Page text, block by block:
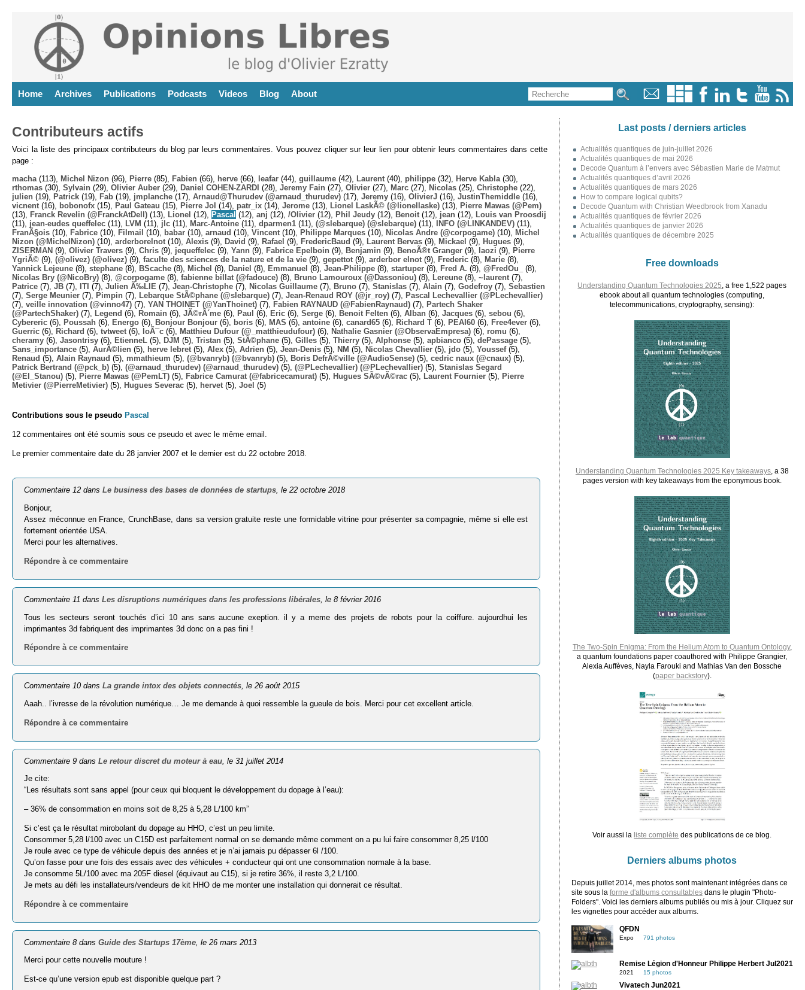
Home Archives Publications Podcasts Videos Blog About
Contributeurs actifs
Voici la liste des principaux contributeurs du blog par leurs commentaires. Vous pouvez cliquer sur leur lien pour obtenir leurs commentaires dans cette
page :
macha (113), Michel Nizon (96), Pierre (85), Fabien (66), herve (66), leafar (44), guillaume (42), Laurent (40), philippe (32), Herve Kabla (30),
rthomas (30), Sylvain (29), Olivier Auber (29), Daniel COHEN-ZARDI (28), Jeremy Fain (27), Olivier (27), Marc (27), Nicolas (25), Christophe (22),
julien (19), Patrick (19), Fab (19), jmplanche (17), Arnaud@Thurudev (@arnaud_thurudev) (17), Jeremy (16), OlivierJ (16), JustinThemiddle (16),
vicnent (16), bobonofx (15), Paul Gateau (15), Pierre Jol (14), patr_ix (14), Jerome (13), Lionel LaskÃ© (@lionellaske) (13),
Pierre Mawas (@Pem)
(13),
Franck Revelin (@FranckAtDell) (13), Lionel (12), Pascal (12), anj (12), /Olivier (12), Phil Jeudy (12), Benoit (12), jean (12),
Louis van Proosdij
(11), jean-eudes queffelec (11), LVM (11), jlc (11), Marc-Antoine (11), dparmen1 (11), (@slebarque) (@slebarque) (11), INFO (@LINKANDEV) (11),
FranÃ§ois (10), Fabrice (10), Filmail (10), babar (10), arnaud (10), Vincent (10), Philippe Marques (10), Nicolas Andre (@corpogame) (10),
Michel
Nizon (@MichelNizon) (10), arderborelnot (10), Alexis (9), David (9), Rafael (9), FredericBaud (9), Laurent Bervas (9), Mickael (9), Hugues (9),
ZISERMAN (9), Olivier Travers (9), Chris (9), jequeffelec (9), Yann (9), Fabrice Epelboin (9), Benjamin (9), BenoÃ®t Granger (9), laozi (9),
Pierre
YgriÃ© (9), (@olivez) (@olivez) (9), faculte des sciences de la nature et de la vie (9), gepettot (9), arderbor elnot (9), Frederic (8), Marie (8),
Yannick Lejeune (8), stephane (8), BScache (8), Michel (8), Daniel (8), Emmanuel (8), Jean-Philippe (8), startuper (8), Fred A. (8), @FredOu_
(8),
Nicolas Bry (@NicoBry) (8), @corpogame (8), fabienne billat (@fadouce) (8), Bruno Lamouroux (@Dassoniou) (8), Lereune (8), ~laurent (7),
Patrice (7), JB (7), ITI (7), Julien Ã‰LIE (7), Jean-Christophe (7), Nicolas Guillaume (7), Bruno (7), Stanislas (7), Alain (7), Godefroy (7), Sebastien
(7), Serge Meunier (7), Pimpin (7), Lebarque StÃ©phane (@slebarque) (7), Jean-Renaud ROY (@jr_roy) (7),
Pascal Lechevallier (@PLechevallier)
(7), veille innovation (@vinno47) (7), YAN THOINET (@YanThoinet) (7), Fabien RAYNAUD (@FabienRaynaud) (7),
Partech Shaker
(@PartechShaker) (7), Legend (6), Romain (6), JÃ©rÃ´me (6), Paul (6), Eric (6), Serge (6), Benoit Felten (6), Alban (6), Jacques (6), sebou (6),
Cybereric (6), Poussah (6), Energo (6), Bonjour Bonjour (6), boris (6), MAS (6), antoine (6), canard65 (6), Richard T (6), PEAI60 (6), Free4ever (6),
Guerric (6), Richard (6), tvtweet (6), loÃ¯c (6), Matthieu Dufour (@_matthieudufour) (6), Nathalie Gasnier (@ObservaEmpresa) (6), romu (6),
cheramy (6), Jasontrisy (6), EtienneL (5), DJM (5), Tristan (5), StÃ©phane (5), Gilles (5), Thierry (5), Alphonse (5), apbianco (5), dePassage (5),
Sans_importance (5), AurÃ©lien (5), herve lebret (5), Alex (5), Adrien (5), Jean-Denis (5), NM (5), Nicolas Chevallier (5), jdo (5), Youssef(5),
Renaud (5), Alain Raynaud (5), mmathieum (5), (@bvanryb) (@bvanryb) (5), Boris DefrÃ©ville (@AudioSense) (5), cedric naux (@cnaux) (5),
Patrick Bertrand (@pck_b) (5), (@arnaud_thurudev) (@arnaud_thurudev) (5), (@PLechevallier) (@PLechevallier) (5), Stanislas Segard
(@El_Stanou) (5), Pierre Mawas (@PemLT) (5), Fabrice Camurat (@fabricecamurat) (5), Hugues SÃ©vÃ©rac (5), Laurent Fournier (5),
Pierre
Metivier (@PierreMetivier) (5), Hugues Severac (5), hervet (5), Joel (5)
Contributions sous le pseudo Pascal
12 commentaires ont été soumis sous ce pseudo et avec le même email.
Le premier commentaire date du 28 janvier 2007 et le dernier est du 22 octobre 2018.
Commentaire 12 dansLe business des bases de données de startups, le 22 octobre 2018
Bonjour,
Assez méconnue en France, CrunchBase, dans sa version gratuite reste une formidable vitrine pour présenter sa compagnie, même si elle est
fortement orientée USA.
Merci pour les alternatives.
Répondre à ce commentaire
Commentaire 11 dansLes disruptions numériques dans les professions libérales , le 8 février 2016
Tous les secteurs seront touchés d’ici 10 ans sans aucune exeption. il y a meme des projets de robots pour la coiffure. aujourdhui les
imprimantes 3d fabriquent des imprimantes 3d donc on a pas fini !
Répondre à ce commentaire
Commentaire 10 dansLa grande intox des objets connectés, le 26 août 2015
Aaah.. l’ivresse de la révolution numérique… Je me demande à quoi ressemble la gueule de bois. Merci pour cet excellent article.
Répondre à ce commentaire
Commentaire 9 dansLe retour discret du moteur à eau , le 31 juillet 2014
Je cite:
“Les résultats sont sans appel (pour ceux qui bloquent le développement du dopage à l’eau):
– 36% de consommation en moins soit de 8,25 à 5,28 L/100 km”
Si c’est ça le résultat mirobolant du dopage au HHO, c’est un peu limite.
Consommer 5,28 l/100 avec un C15D est parfaitement normal on se demande même comment on a pu lui faire consommer 8,25 l/100
Je roule avec ce type de véhicule depuis des années et je n’ai jamais pu dépasser 6l /100.
Qu’on fasse pour une fois des essais avec des véhicules + conducteur qui ont une consommation normale à la base.
Je consomme 5L/100 avec ma 205F diesel (équivaut au C15), si je retire 36%, il reste 3,2 L/100.
Je mets au défi les installateurs/vendeurs de kit HHO de me monter une installation qui donnerait ce résultat.
Répondre à ce commentaire
Commentaire 8 dansGuide des Startups 17ème , le 26 mars 2013
Merci pour cette nouvelle mouture !
Est-ce qu’une version epub est disponible quelque part ?
Last posts / derniers articles
Actualités quantiques de juin-juillet 2026
Actualités quantiques de mai 2026
Decode Quantum à l’envers avec Sébastien Marie de Matmut
Actualités quantiques d’avril 2026
Actualités quantiques de mars 2026
How to compare logical qubits?
Decode Quantum with Christian Weedbrook from Xanadu
Actualités quantiques de février 2026
Actualités quantiques de janvier 2026
Actualités quantiques de décembre 2025
Free downloads
Understanding Quantum Technologies 2025 , a free 1,522 pages
ebook about all quantum technologies (computing,
telecommunications, cryptography, sensing):
Understanding Quantum Technologies 2025 Key takeaways, a 38
pages version with key takeaways from the eponymous book.
The Two-Spin Enigma: From the Helium Atom to Quantum Ontology,
a quantum foundations paper coauthored with Philippe Grangier,
Alexia Auffèves, Nayla Farouki and Mathias Van den Bossche
(paper backstory).
Voir aussi la liste complète des publications de ce blog.
Derniers albums photos
Depuis juillet 2014, mes photos sont maintenant intégrées dans ce
site sous la forme d'albums consultablesdans le plugin "Photo-
Folders". Voici les derniers albums publiés ou mis à jour. Cliquez sur
les vignettes pour accéder aux albums.
QFDN
Expo 791 photos
Remise Légion d'Honneur Philippe Herbert Jul2021
2021 15 photos
Vivatech Jun2021